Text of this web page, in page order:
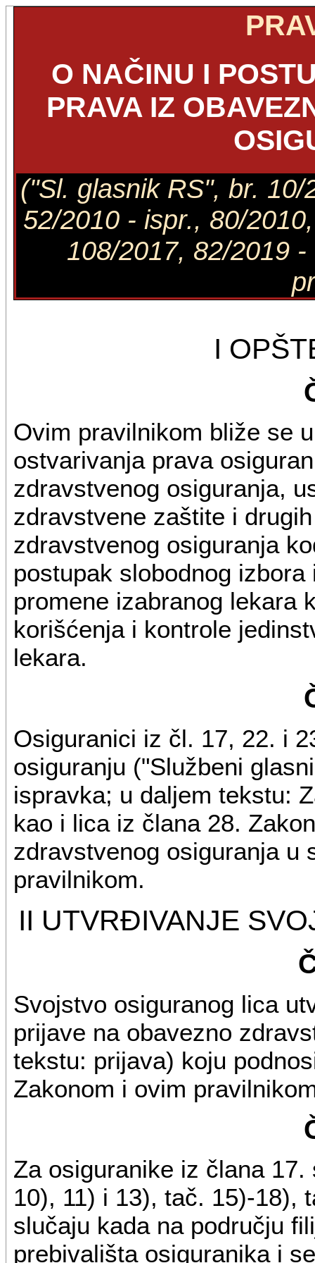
O NAČINU I
PRAVA IZ
("Sl. glasnik RS", br.
52/2010 - ispr., 80/
108/2017, 82/2019
I
Ovim pravilnikom bliže se
ostvarivanja prava
zdravstvenog osiguranja,
zdravstvene zaštite i
zdravstvenog osiguranja
postupak slobodnog
promene izabranog lekara
korišćenja i kontrole
lekara.
Osiguranici iz čl. 17, 22. i
osiguranju ("Službeni
ispravka; u daljem tekstu:
kao i lica iz člana 28.
zdravstvenog osiguranja u
pravilnikom.
II UTVRĐIVANJE
Svojstvo osiguranog lica
prijave na obavezno
tekstu: prijava) koju
Zakonom i ovim
Za osiguranike iz člana
10), 11) i 13), tač. 15)-18),
slučaju kada na području
prebivališta osiguranika i